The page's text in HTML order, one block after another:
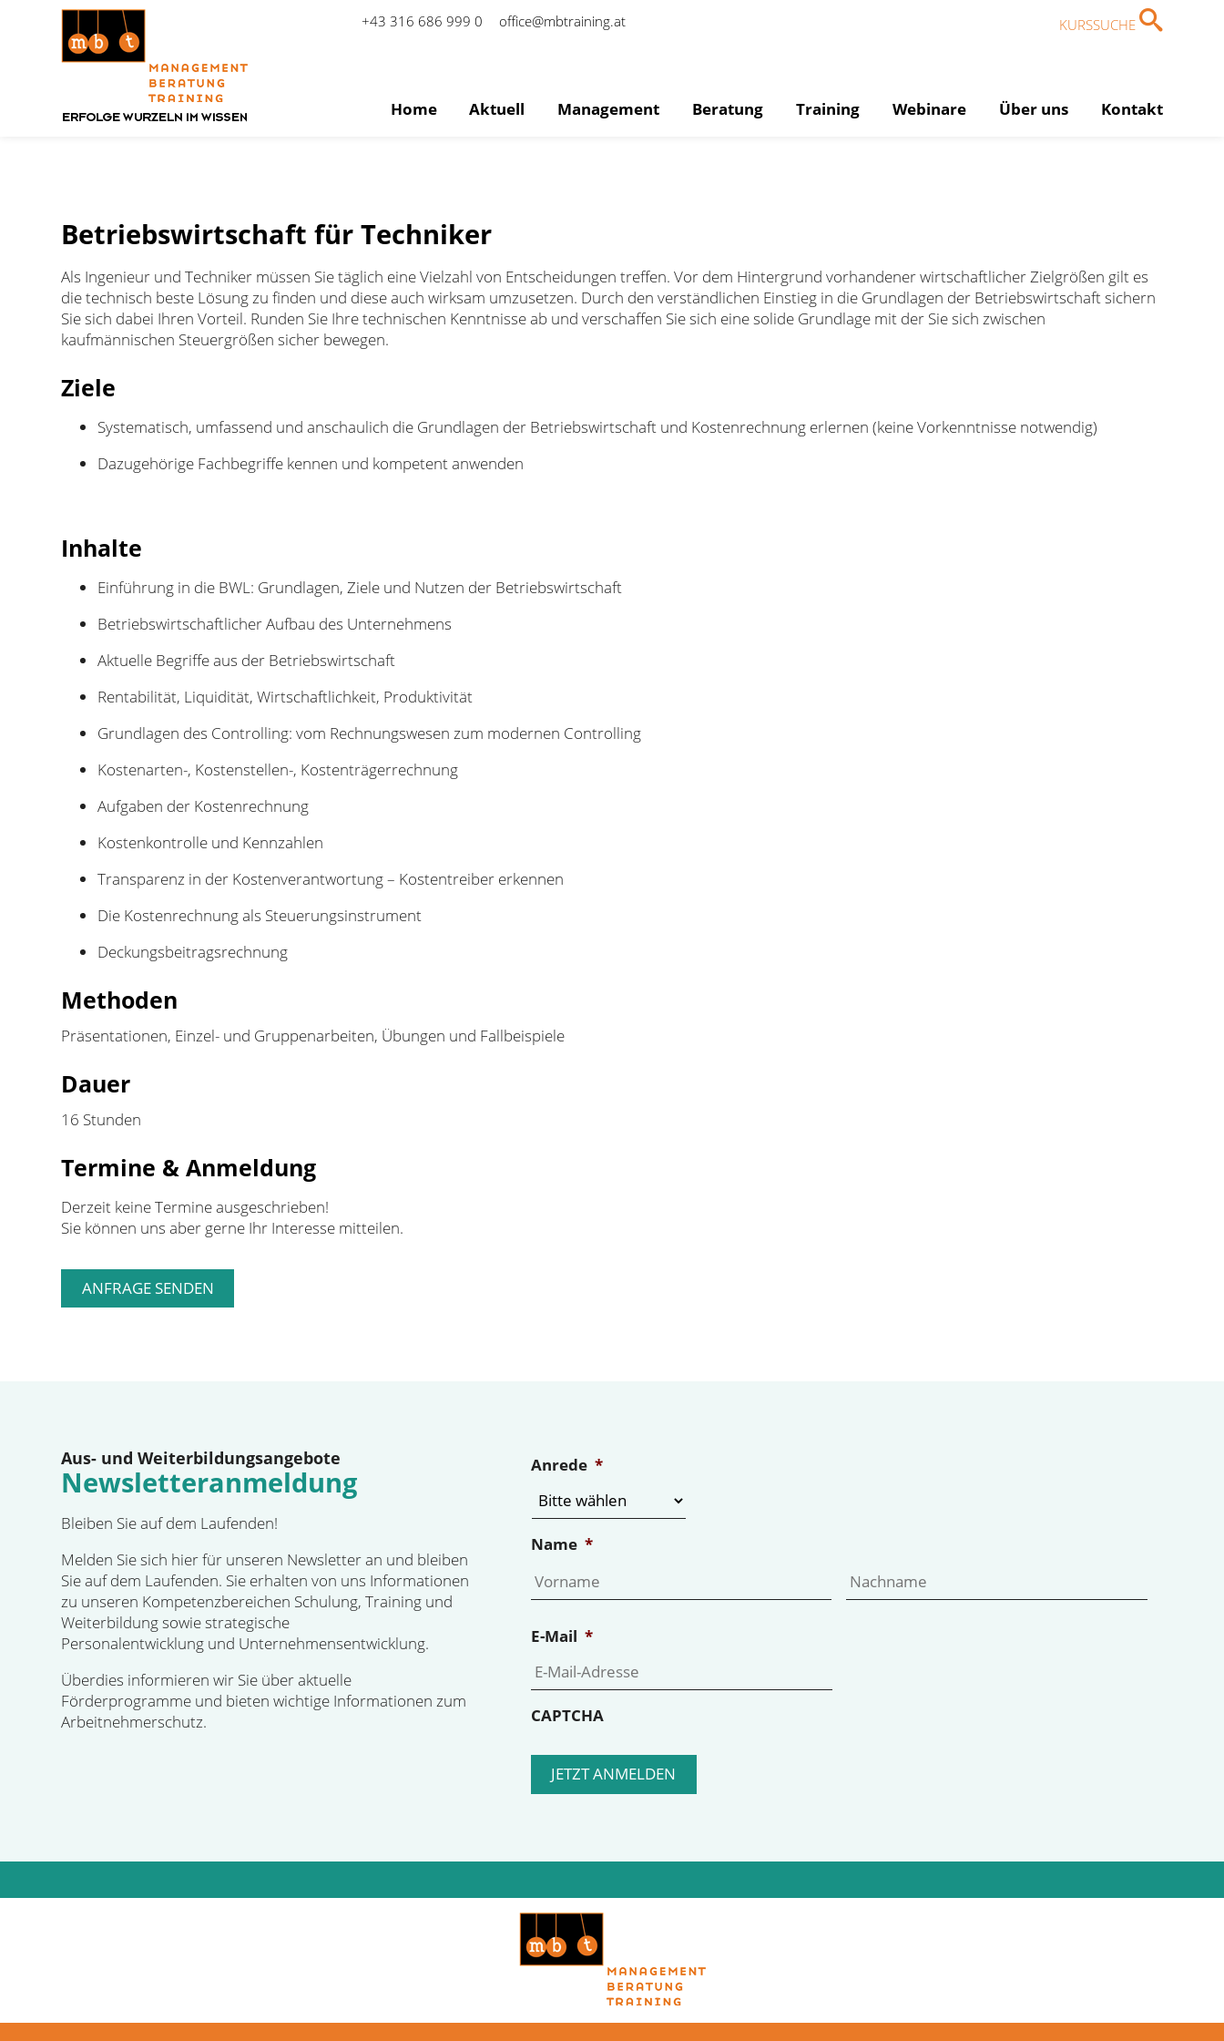
+43 316 686 999 0 office@mbtraining.at KURSSUCHE
Home Aktuell Management Beratung Training Webinare Über uns Kontakt
Betriebswirtschaft für Techniker
Als Ingenieur und Techniker müssen Sie täglich eine Vielzahl von Entscheidungen treffen. Vor dem Hintergrund vorhandener wirtschaftlicher Zielgrößen gilt es
die technisch beste Lösung zu finden und diese auch wirksam umzusetzen. Durch den verständlichen Einstieg in die Grundlagen der Betriebswirtschaft sichern
Sie sich dabei Ihren Vorteil. Runden Sie Ihre technischen Kenntnisse ab und verschaffen Sie sich eine solide Grundlage mit der Sie sich zwischen
kaufmännischen Steuergrößen sicher bewegen.
Ziele
Systematisch, umfassend und anschaulich die Grundlagen der Betriebswirtschaft und Kostenrechnung erlernen (keine Vorkenntnisse notwendig)
Dazugehörige Fachbegriffe kennen und kompetent anwenden
Inhalte
Einführung in die BWL: Grundlagen, Ziele und Nutzen der Betriebswirtschaft
Betriebswirtschaftlicher Aufbau des Unternehmens
Aktuelle Begriffe aus der Betriebswirtschaft
Rentabilität, Liquidität, Wirtschaftlichkeit, Produktivität
Grundlagen des Controlling: vom Rechnungswesen zum modernen Controlling
Kostenarten-, Kostenstellen-, Kostenträgerrechnung
Aufgaben der Kostenrechnung
Kostenkontrolle und Kennzahlen
Transparenz in der Kostenverantwortung – Kostentreiber erkennen
Die Kostenrechnung als Steuerungsinstrument
Deckungsbeitragsrechnung
Methoden
Präsentationen, Einzel- und Gruppenarbeiten, Übungen und Fallbeispiele
Dauer
16 Stunden
Termine & Anmeldung
Derzeit keine Termine ausgeschrieben!
Sie können uns aber gerne Ihr Interesse mitteilen.
Aus- und Weiterbildungsangebote
Newsletteranmeldung
Bleiben Sie auf dem Laufenden!
Melden Sie sich hier für unseren Newsletter an und bleiben
Sie auf dem Laufenden. Sie erhalten von uns Informationen
zu unseren Kompetenzbereichen Schulung, Training und
Weiterbildung sowie strategische
Personalentwicklung und Unternehmensentwicklung.
Überdies informieren wir Sie über aktuelle
Förderprogramme und bieten wichtige Informationen zum
Arbeitnehmerschutz.
Anrede *
Name *
Vorname
E-Mail *
CAPTCHA